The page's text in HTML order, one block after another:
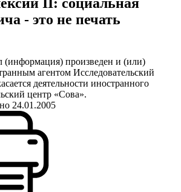
- это не печать
(информация) произведен и (или)
агентом Исследовательский
деятельности иностранного
центр «Сова».
24.01.2005